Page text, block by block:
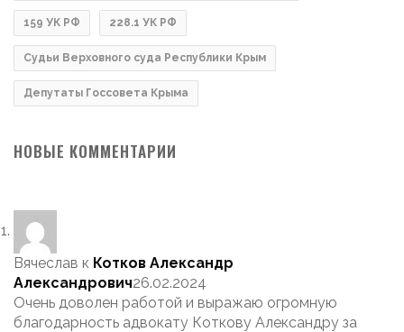
159 УК РФ 228.1 УК РФ
Судьи Верховного суда Республики Крым
Депутаты Госсовета Крыма
НОВЫЕ КОММЕНТАРИИ
Вячеслав к Котков Александр
Александрович26.02.2024
Очень доволен работой и выражаю огромную
благодарность адвокату Коткову Александру за